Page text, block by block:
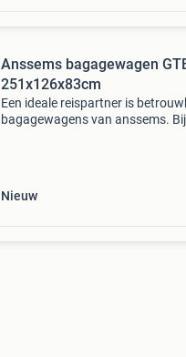
Anssems bagagewagen
251x126x83cm
Een ideale reispartner is
bagagewagens van anssems.
Nieuw